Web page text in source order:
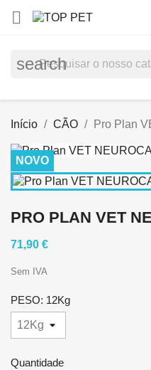

search
Início CÃO Pro Plan
NOVO
PRO PLAN VET
71,90 €
Sem IVA
PESO: 12Kg
Quantidade